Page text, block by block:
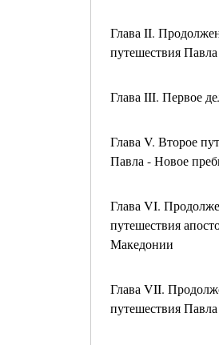
Глава II.
путешествия
Глава III. Первое
Глава V. Второе
Павла - Новое
Глава VI.
путешествия
Македонии
Глава VII.
путешествия